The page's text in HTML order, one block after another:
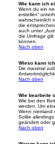
Wie kann ich
Wenn du ein
erstellen“
wahrscheinlich
die
auch unter
die Umfrage
können.
Nach oben
Wieso kann
Die maximal
Nach oben
Wie bearbeite
Wie bei den
werden. Um
Wenn niemand
Sollte
geändert oder
Nach oben